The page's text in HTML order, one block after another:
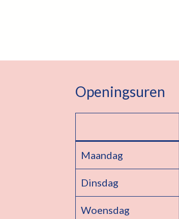
Openingsuren
Maandag
Dinsdag
Woensdag